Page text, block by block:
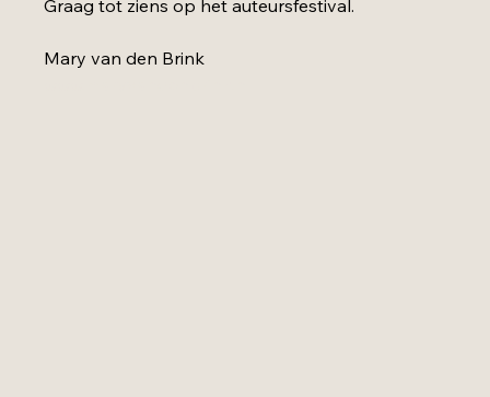
Graag tot ziens op het auteursfestival.
Mary van den Brink